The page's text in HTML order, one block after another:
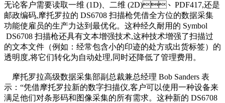
无论客户需要读取一维 (1D)、二维 (2D)、PDF417,还是
邮政编码,摩托罗拉的 DS6708 扫描枪凭借全方位的数据采集
功能使雇员的生产力达到最优化。这种经久耐用的 Symbol
DS6708 扫描枪还具有文本增强技术,这种技术增强了扫描过
的文本文件（例如：经常包含小的印迹的处方或出货标签）的
透明度,将它们转化为自动处理,同时还降低了管理费用。
摩托罗拉高级数据采集部副总裁兼总经理 Bob Sanders 表
示：“凭借摩托罗拉新的数字扫描仪,客户可以使用一种设备来
满足他们对条形码和图像采集的所有需求。这种新的 DS6708